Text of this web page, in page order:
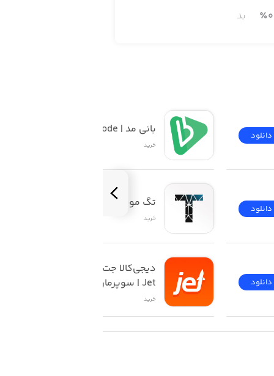
٪0 بد
دانلود
دانلود
دانلود
بانی مد | Banimode
خرید
تگ موند | TAGMOND
خرید
Jet | سوپرمارکت آنلاین
خرید